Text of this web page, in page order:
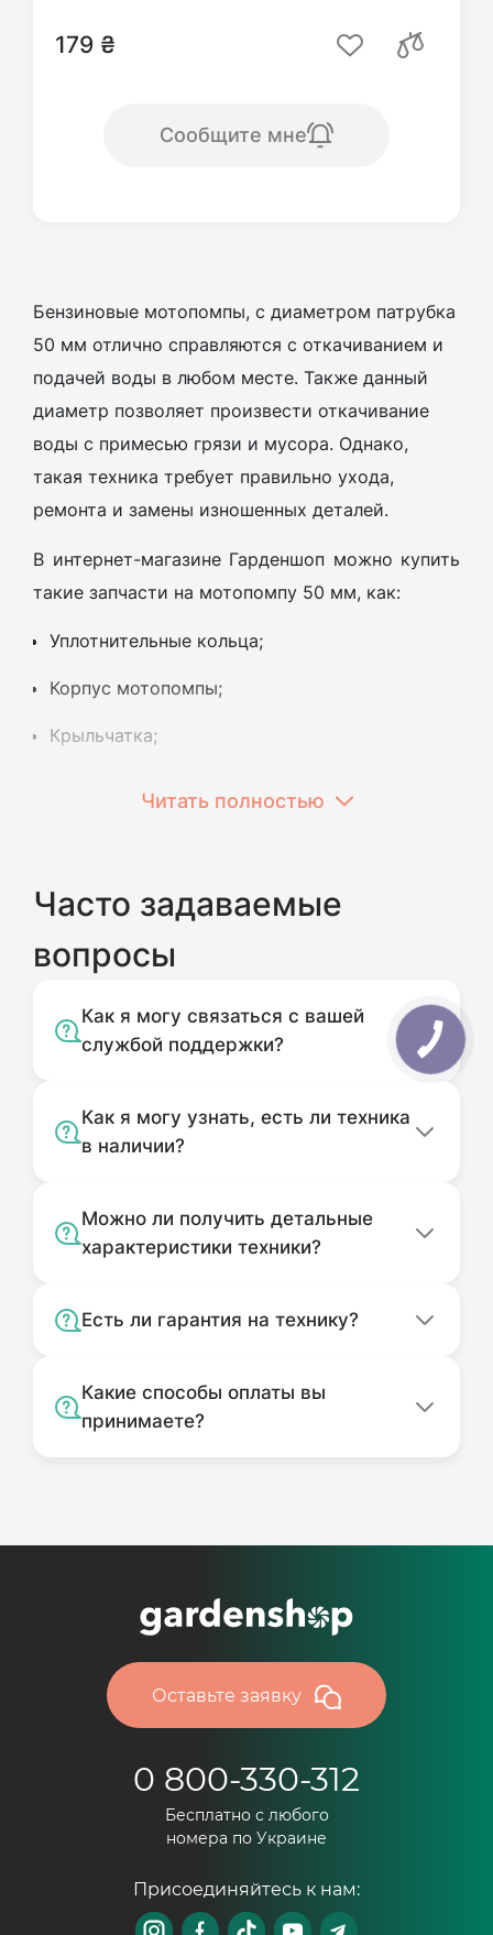
179 ₴
Сообщите мне
Бензиновые мотопомпы, с диаметром патрубка
50 мм отлично справляются с откачиванием и
подачей воды в любом месте. Также данный
диаметр позволяет произвести откачивание
воды с примесью грязи и мусора. Однако,
такая техника требует правильно ухода,
ремонта и замены изношенных деталей.
В интернет-магазине Гарденшоп можно купить
такие запчасти на мотопомпу 50 мм, как:
Уплотнительные кольца;
Корпус мотопомпы;
Крыльчатка;
Заказывайте запчасти для мотопомпы 50 мм с
доставкой по территории Украины.
Читать полностью
Часто задаваемые
вопросы
Как я могу связаться с вашей
службой поддержки?
Как я могу узнать, есть ли техника
в наличии?
Можно ли получить детальные
характеристики техники?
Есть ли гарантия на технику?
Какие способы оплаты вы
принимаете?
Оставьте заявку
0 800-330-312
Бесплатно с любого
номера по Украине
Присоединяйтесь к нам: